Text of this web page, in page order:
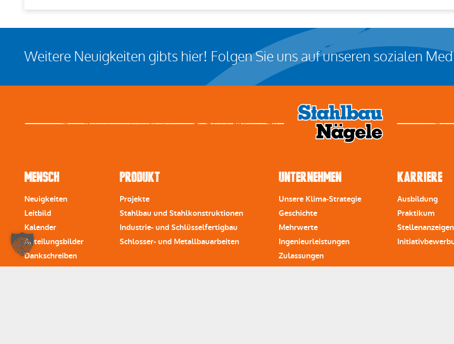
Weitere Neuigkeiten gibts hier! Folgen Sie uns auf unseren sozialen
Mensch
Neuigkeiten
Leitbild
Kalender
Abteilungsbilder
Dankschreiben
Produkt
Projekte
Stahlbau und Stahlkonstruktionen
Industrie- und Schlüsselfertigbau
Schlosser- und Metallbauarbeiten
Unternehmen
Unsere Klima-Strategie
Geschichte
Mehrwerte
Ingenieurleistungen
Zulassungen
Karriere
Ausbildung
Praktikum
Stellenanzeigen